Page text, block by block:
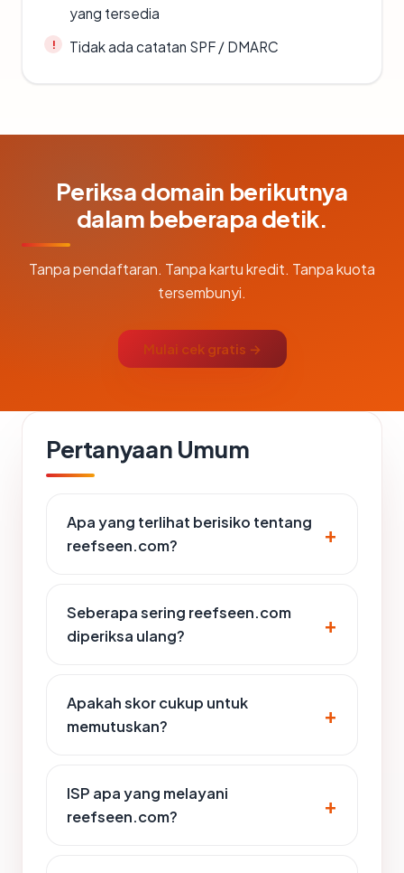
yang tersedia
Tidak ada catatan SPF / DMARC
Periksa domain berikutnya
dalam beberapa detik.
Tanpa pendaftaran. Tanpa kartu kredit. Tanpa kuota
tersembunyi.
Mulai cek gratis →
Pertanyaan Umum
Apa yang terlihat berisiko tentang
reefseen.com?
Seberapa sering reefseen.com
diperiksa ulang?
Apakah skor cukup untuk
memutuskan?
ISP apa yang melayani
reefseen.com?